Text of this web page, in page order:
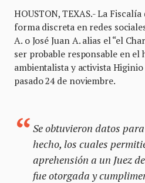
HOUSTON, TEXAS.- La
forma discreta en redes
A. o José Juan A. alias el “el
ser probable responsable en el
ambientalista y activista
pasado 24 de noviembre.
Se obtuvieron datos
hecho, los cuales
aprehensión a un Juez
fue otorgada y